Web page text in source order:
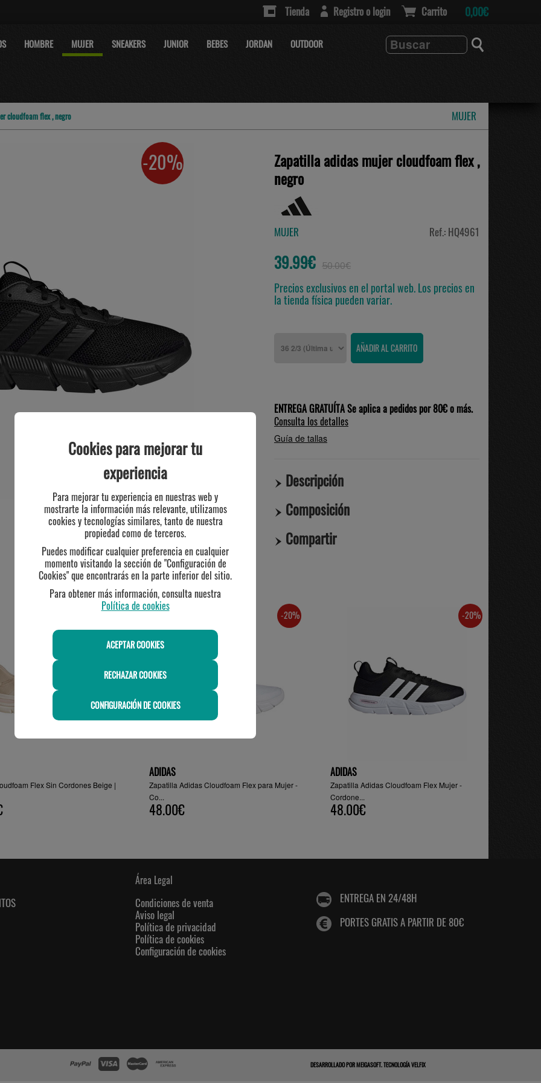
Tienda Registro o login Carrito 0,00€
HOMBRE MUJER SNEAKERS JUNIOR BEBES JORDAN OUTDOOR
cloudfoam flex , negro MUJER
-20%
Zapatilla adidas mujer cloudfoam flex ,
negro
MUJER Ref.: HQ4961
39.99€ 50.00€
Precios exclusivos en el portal web. Los precios en
la tienda física pueden variar.
ENTREGA GRATUÍTA Se aplica a pedidos por 80€ o más.
Consulta los detalles
Guía de tallas
Descripción
Composición
Compartir
TE PUEDE INTERESAR
-20%
Flex Sin Cordones Beige |
-20%
ADIDAS
Zapatilla Adidas Cloudfoam Flex para Mujer -
Co...
48.00€
-20%
ADIDAS
Zapatilla Adidas Cloudfoam Flex Mujer -
Cordone...
48.00€
Área Legal
Condiciones de venta
Aviso legal
Política de privacidad
Política de cookies
Configuración de cookies
ENTREGA EN 24/48H
PORTES GRATIS A PARTIR DE 80€
DESARROLLADO PORMEIGASOFT.TECNOLOGÍA VELFIX
Cookies para mejorar tu
experiencia
Para mejorar tu experiencia en nuestras web y
mostrarte la información más relevante, utilizamos
cookies y tecnologías similares, tanto de nuestra
propiedad como de terceros.
Puedes modificar cualquier preferencia en cualquier
momento visitando la sección de "Configuración de
Cookies" que encontrarás en la parte inferior del sitio.
Para obtener más información, consulta nuestra
Política de cookies
ACEPTAR COOKIES
RECHAZAR COOKIES
CONFIGURACIÓN DE COOKIES